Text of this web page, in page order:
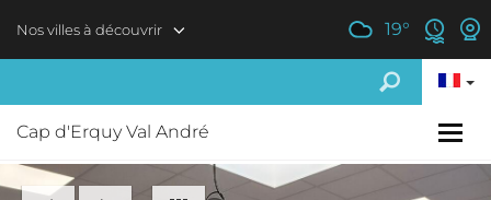
Nos villes à découvrir 19°
Cap d'Erquy Val André